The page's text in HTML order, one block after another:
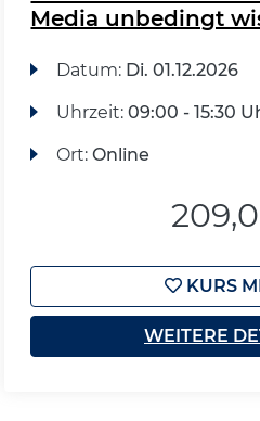
Media unbedingt
Datum: Di. 01.12.2026
Uhrzeit: 09:00 - 15:30
Ort: Online
KURS
WEITERE